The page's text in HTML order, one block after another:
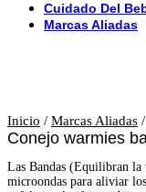
Cuidado Del
Marcas Aliadas
Inicio / Marcas Aliadas /
Conejo warmies
Las Bandas (Equilibran
microondas para aliviar